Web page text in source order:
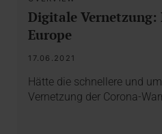
Digitale Vernetzung:
Europe
17.06.2021
Hätte die schnellere und
Vernetzung der Corona-